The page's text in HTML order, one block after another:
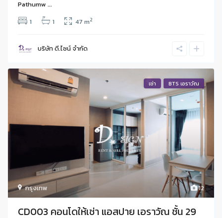
Pathumw ...
1
1 47 m2
บริษัท ดี.ไซน์ จํากัด
12
กรุงเทพ
เช่า BTS เอราวัณ
CD003 คอนโดให้เช่า แอสปาย เอราวัณ ชั้น 29